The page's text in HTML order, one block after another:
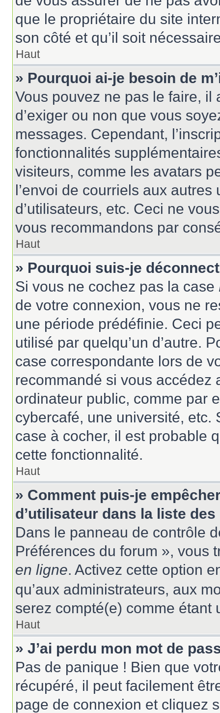
que le propriétaire du site
son côté et qu’il soit
Haut
» Pourquoi ai-je besoin de
Vous pouvez ne pas le faire, il
d’exiger ou non que vous
messages. Cependant,
fonctionnalités
visiteurs, comme les avatars
l’envoi de courriels aux
d’utilisateurs, etc. Ceci ne
vous recommandons par
Haut
» Pourquoi suis-je
Si vous ne cochez pas la case
de votre connexion, vous ne
une période prédéfinie. Ceci
utilisé par quelqu’un d’autre.
case correspondante lors de
recommandé si vous accédez
ordinateur public, comme par
cybercafé, une université, etc.
case à cocher, il est probable
cette fonctionnalité.
Haut
» Comment puis-je
d’utilisateur dans la liste
Dans le panneau de contrôle
Préférences du forum », vous
en ligne. Activez cette option
qu’aux administrateurs, aux
serez compté(e) comme étant
Haut
» J’ai perdu mon mot de
Pas de panique ! Bien que
récupéré, il peut facilement
page de connexion et cliquez